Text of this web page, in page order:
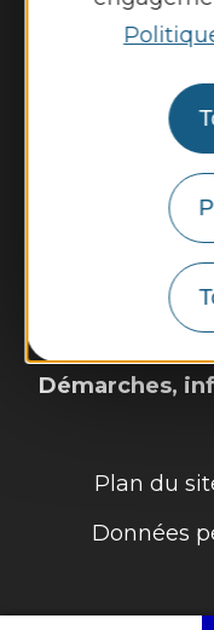
Nous
Vie municipale
Démarches,
Plan du
Données